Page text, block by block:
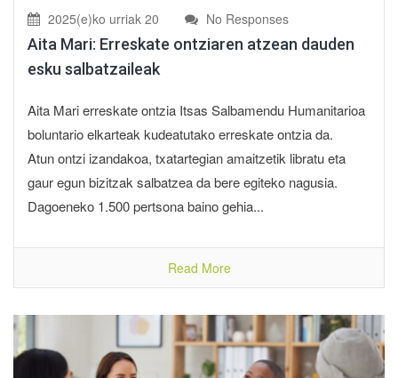
2025(e)ko urriak 20 No Responses
Aita Mari: Erreskate ontziaren atzean dauden
esku salbatzaileak
Aita Mari erreskate ontzia Itsas Salbamendu Humanitarioa
boluntario elkarteak kudeatutako erreskate ontzia da.
Atun ontzi izandakoa, txatartegian amaitzetik libratu eta
gaur egun bizitzak salbatzea da bere egiteko nagusia.
Dagoeneko 1.500 pertsona baino gehia...
Read More